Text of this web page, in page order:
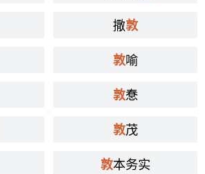
撒敦
敦喻
敦惷
敦茂
敦本务实